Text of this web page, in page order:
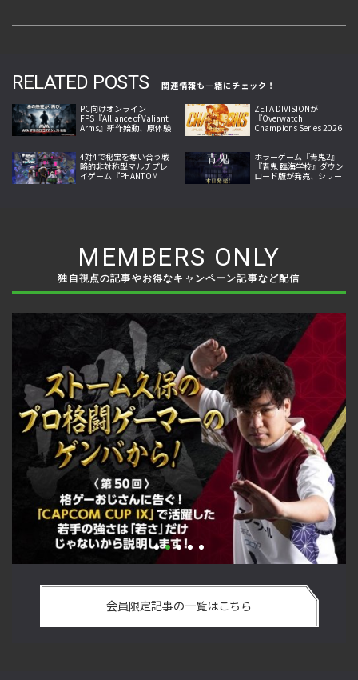
RELATED POSTS
関連情報も一緒にチェック！
PC向けオンライン
FPS『Alliance of Valiant
Arms』新作始動、原体験
ZETA DIVISIONが
『Overwatch
Champions Series 2026
王者に！
4対4で秘宝を奪い合う戦
略的非対称型マルチプレ
イゲーム『PHANTOM
ホラーゲーム『青鬼2』
『青鬼 臨海学校』ダウン
ロード版が発売、シリー
MEMBERS ONLY
独自視点の記事やお得なキャンペーン記事など配信
の強さは 「若さ」だけじゃないから説明します！【ストーム
久保のプロ格闘ゲーマーのゲンバから！ 第50回】
会員限定記事の一覧はこちら